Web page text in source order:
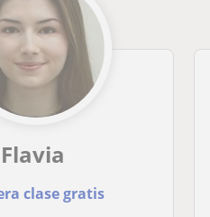
Flavia
clase gratis